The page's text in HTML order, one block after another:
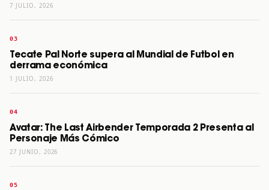
7 JULIO, 2026
Tecate Pal Norte supera al Mundial de Futbol en
derrama económica
1 JULIO, 2026
Avatar: The Last Airbender Temporada 2 Presenta al
Personaje Más Cómico
27 JUNIO, 2026